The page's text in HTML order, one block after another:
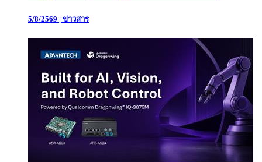
5/8/2569 | ข่าวสาร